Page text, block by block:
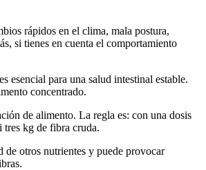
rápidos en el clima, mala postura,
si tienes en cuenta el comportamiento
esencial para una salud intestinal estable.
concentrado.
de alimento. La regla es: con una dosis
tres kg de fibra cruda.
de otros nutrientes y puede provocar